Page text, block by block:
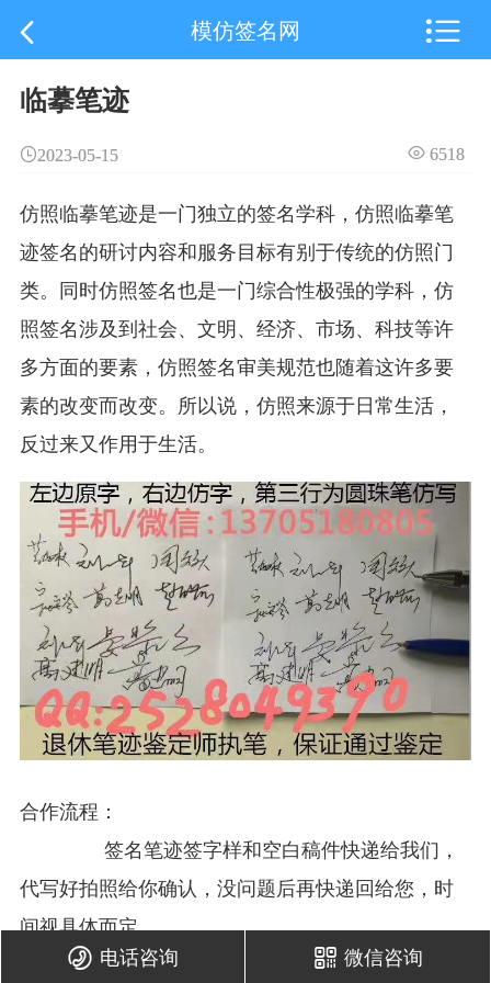
模仿签名网 
临摹笔迹
2023-05-15 6518
仿照临摹笔迹是一门独立的签名学科，仿照临摹笔
迹签名的研讨内容和服务目标有别于传统的仿照门
类。同时仿照签名也是一门综合性极强的学科，仿
照签名涉及到社会、文明、经济、市场、科技等许
多方面的要素，仿照签名审美规范也随着这许多要
素的改变而改变。所以说，仿照来源于日常生活，
反过来又作用于生活。
合作流程：
签名笔迹签字样和空白稿件快递给我们，
代写好拍照给你确认，没问题后再快递回给您，时
间视具体而定。
 电话咨询  微信咨询